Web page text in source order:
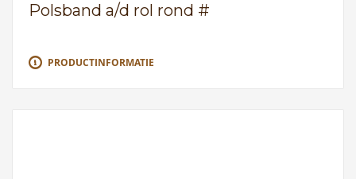
Polsband a/d rol rond #
PRODUCTINFORMATIE